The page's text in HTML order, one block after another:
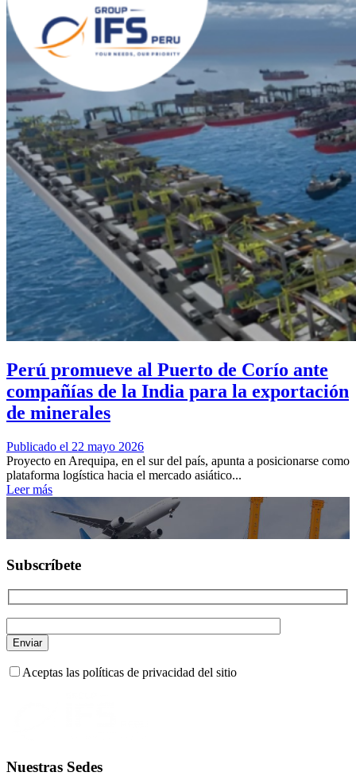
Perú promueve al Puerto de Corío ante
compañías de la India para la exportación
de minerales
Publicado el 22 mayo 2026
Proyecto en Arequipa, en el sur del país, apunta a posicionarse como
plataforma logística hacia el mercado asiático...
Leer más
Subscríbete
Aceptas las políticas de privacidad del sitio
Nuestras Sedes